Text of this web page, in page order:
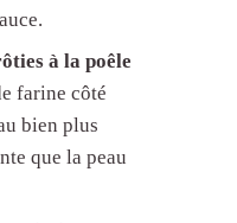
à la poêle
farine côté
bien plus
que la peau